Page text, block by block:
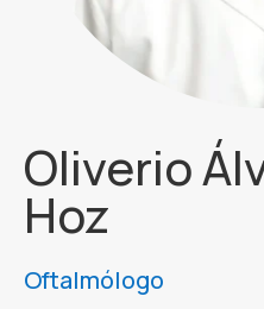
Oliverio
Hoz
Oftalmólogo